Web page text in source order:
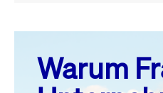
August 26
MO. DI. MI.
Warum